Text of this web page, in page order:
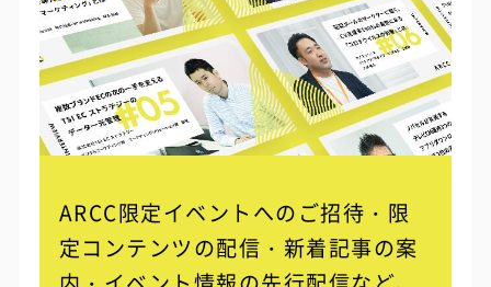
ARCC限定イベントへのご招待・限
定コンテンツの配信・ 新着記事の案